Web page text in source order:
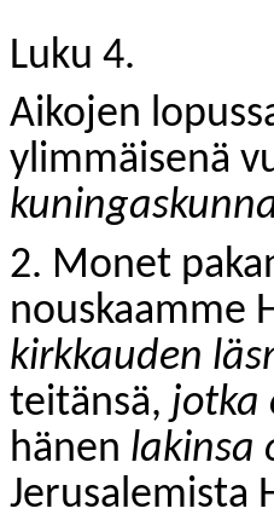
Luku 4.
Aikojen
ylimmäisenä
2. Monet
nouskaamme
kirkkauden
teitänsä, jotka
hänen lakinsa
Jerusalemista